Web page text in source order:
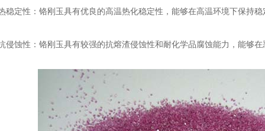
性：铬刚玉具有优良的高温热化稳定性，能够在高温环境下保持稳
性：铬刚玉具有较强的抗熔渣侵蚀性和耐化学品腐蚀能力，能够在